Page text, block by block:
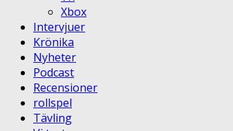
Xbox
Intervjuer
Krönika
Nyheter
Podcast
Recensioner
rollspel
Tävling